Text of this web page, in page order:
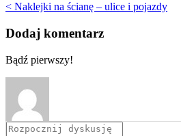
< Naklejki na ścianę – ulice i pojazdy
Dodaj komentarz
Bądź pierwszy!